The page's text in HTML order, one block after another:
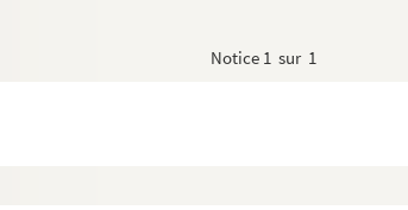
Notice 1 sur 1